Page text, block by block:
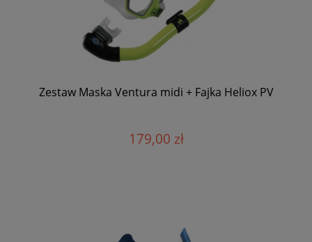
Zestaw Maska Ventura midi + Fajka Heliox PV
179,00 zł